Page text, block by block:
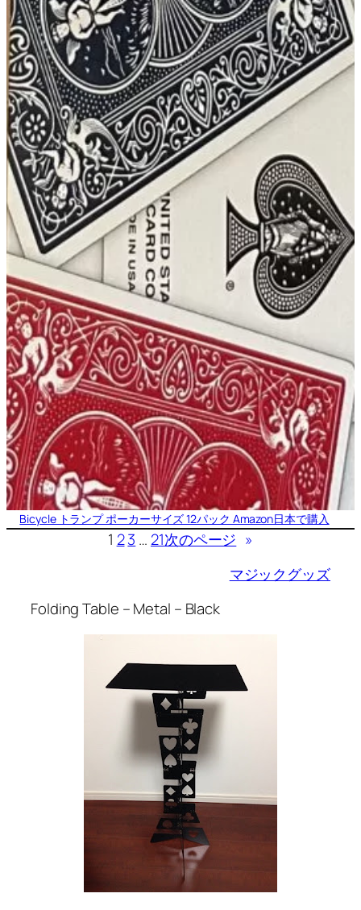
Bicycle トランプ ポーカーサイズ 12パック Amazon日本で購入
1 23 … 21次のページ »
マジックグッズ
Folding Table – Metal – Black